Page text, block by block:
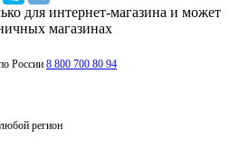
для интернет-магазина и может
магазинах
России 8 800 700 80 94
регион